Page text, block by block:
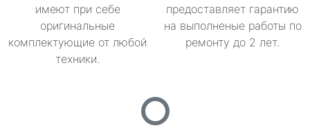
имеют при себе
оригинальные
комплектующие от любой
техники.
предоставляет гарантию
на выполненые работы по
ремонту до 2 лет.